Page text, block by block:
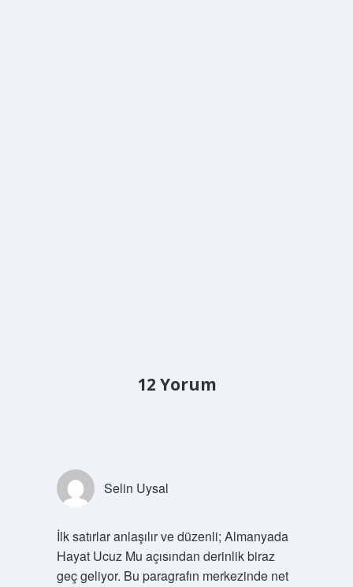
12 Yorum
Selin Uysal
İlk satırlar anlaşılır ve düzenli; Almanyada
Hayat Ucuz Mu açısından derinlik biraz
geç geliyor. Bu paragrafın merkezinde net